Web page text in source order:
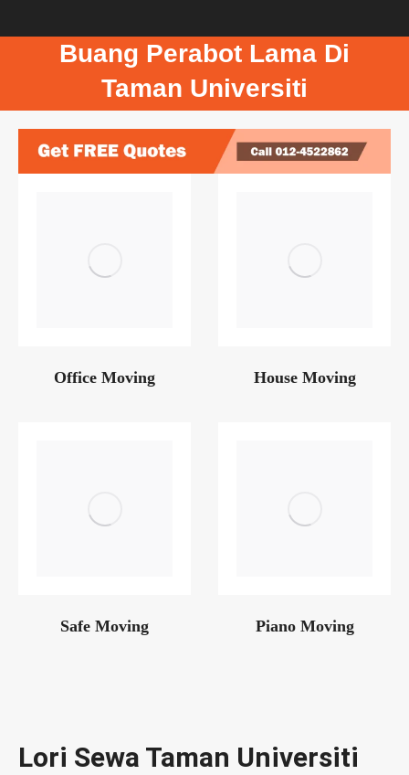
Buang Perabot Lama Di
Taman Universiti
Office Moving House Moving
Safe Moving Piano Moving
Lori Sewa Taman Universiti